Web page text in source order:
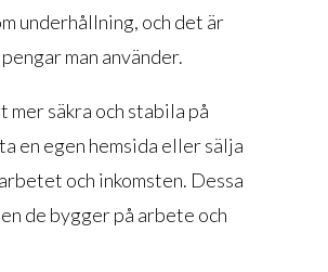
underhållning, och det är
man använder.
säkra och stabila på
en egen hemsida eller sälja
och inkomsten. Dessa
de bygger på arbete och